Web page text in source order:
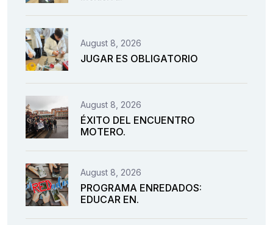
August 8, 2026
JUGAR ES OBLIGATORIO
August 8, 2026
ÉXITO DEL ENCUENTRO
MOTERO.
August 8, 2026
PROGRAMA ENREDADOS:
EDUCAR EN.